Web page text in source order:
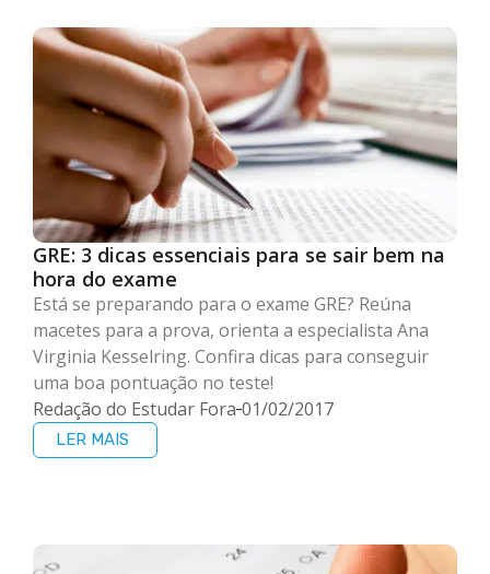
GRE: 3 dicas essenciais para se sair bem na
hora do exame
Está se preparando para o exame GRE? Reúna
macetes para a prova, orienta a especialista Ana
Virginia Kesselring. Confira dicas para conseguir
uma boa pontuação no teste!
Redação do Estudar Fora 01/02/2017
LER MAIS